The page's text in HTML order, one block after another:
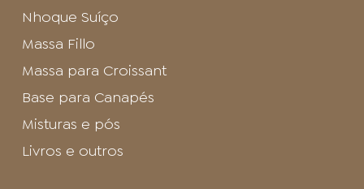
Nhoque Suíço
Massa Fillo
Massa para Croissant
Base para Canapés
Misturas e pós
Livros e outros